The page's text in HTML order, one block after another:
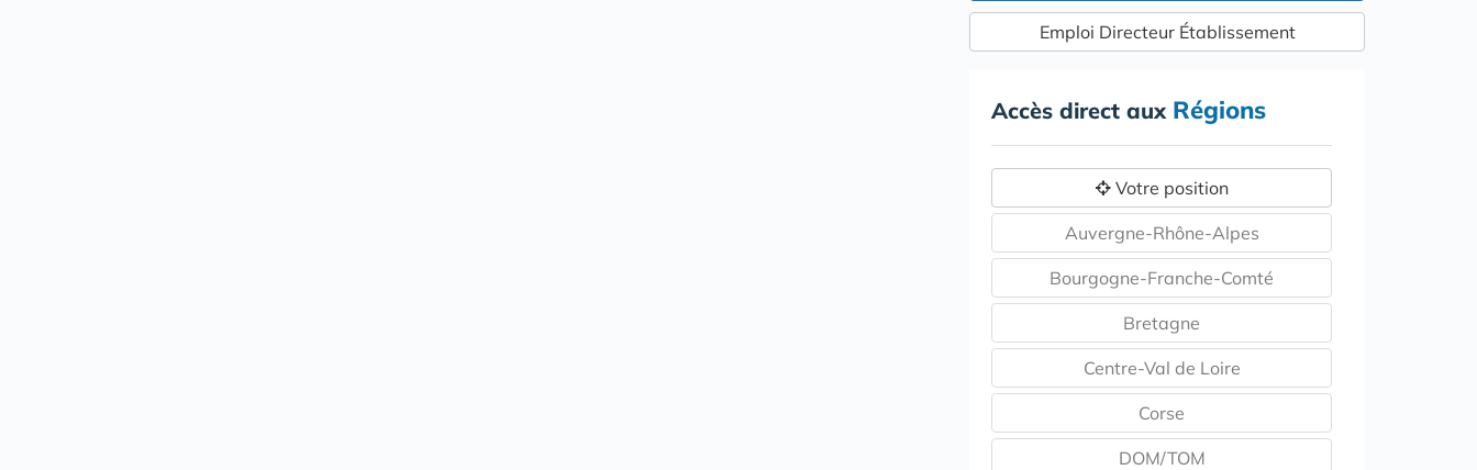
Emploi Directeur Établissement
Accès direct aux Régions
Votre position
Auvergne-Rhône-Alpes
Bourgogne-Franche-Comté
Bretagne
Centre-Val de Loire
Corse
DOM/TOM